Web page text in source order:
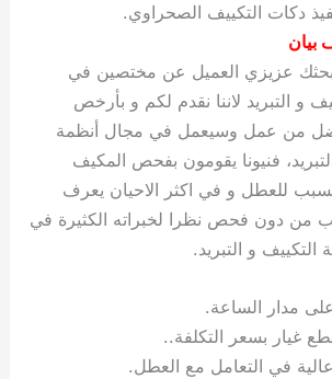
دكات التكييف الصحراوي.
بيان
عزيزي العميل عن مختصين في
و التبريد لاننا نقدم لكم و بأرخص
من عمل وسيعمل في مجال أنظمة
فنيونا يقومون بفحص المكيف
للعطل و في اكثر الاحيان يعرف
من دون فحص نظرا لخبراته الكثيرة في
و التبريد.
مدار الساعة.
غيار بسعر التكلفة..
في التعامل مع العطل.